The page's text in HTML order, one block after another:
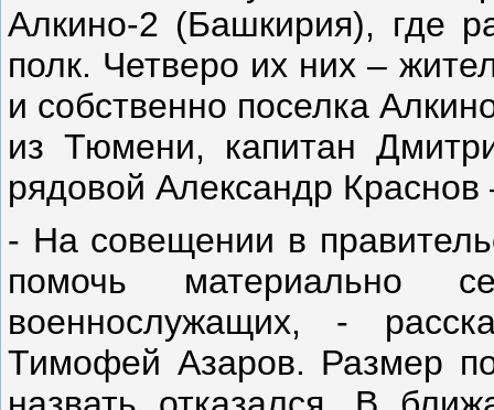
Алкино-2 (Башкирия), где
полк. Четверо их них –
и собственно поселка
из Тюмени, капитан
рядовой Александр
- На совещении в
помочь материально
военнослужащих, -
Тимофей Азаров. Размер